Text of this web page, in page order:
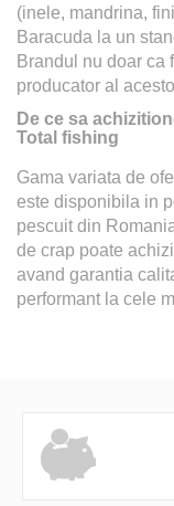
(inele, mandrina,
Baracuda la un
Brandul nu doar ca
producator al
De ce sa
Total fishing
Gama variata de
este disponibila in
pescuit din
de crap poate
avand garantia
performant la cele